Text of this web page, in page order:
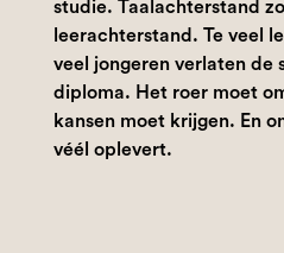
studie. Taalachterstand
leerachterstand. Te veel
veel jongeren verlaten de
diploma. Het roer moet
kansen moet krijgen. En
véél oplevert.